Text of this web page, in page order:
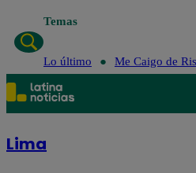
Temas
Lo último Me Caigo de
Lima